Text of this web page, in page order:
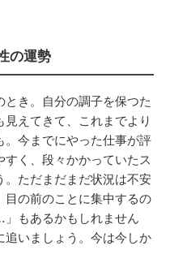
の運勢
き。自分の調子を保つた
えてきて、これまでより
。今までにやった仕事が評
く、段々かかっていたス
。ただまだまだ状況は不安
目の前のことに集中するの
もあるかもしれません
追いましょう。今は今しか